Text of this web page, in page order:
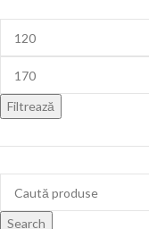
Filtrează
Search